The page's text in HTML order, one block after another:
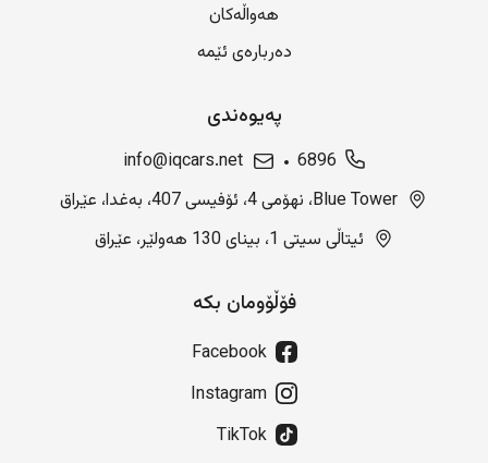
هەواڵەکان
دەربارەی ئێمە
پەیوەندی
6896
info@iqcars.net
Blue Tower، نهۆمی 4، ئۆفیسی 407، بەغدا، عێراق
ئیتاڵی سیتی 1، بینای 130 هەولێر، عێراق
فۆڵۆومان بکە
Facebook
Instagram
TikTok